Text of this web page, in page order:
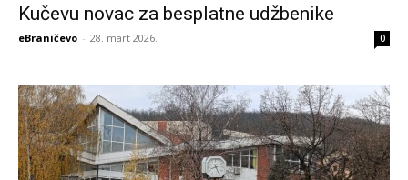
Kučevu novac za besplatne udžbenike
eBraničevo - 28. mart 2026. 0